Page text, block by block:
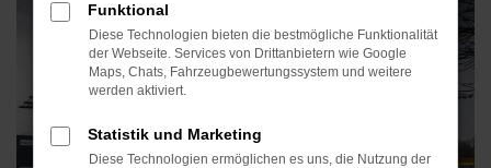
Funktional
Diese Technologien bieten die bestmögliche Funktionalität
der Webseite. Services von Drittanbietern wie Google
Maps, Chats, Fahrzeugbewertungssystem und weitere
werden aktiviert.
Statistik und Marketing
Diese Technologien ermöglichen es uns, die Nutzung der